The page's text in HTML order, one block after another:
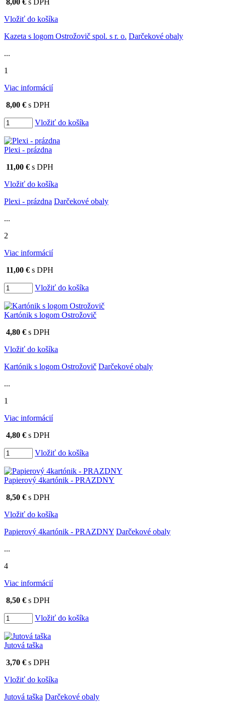
8,00 € s DPH
Vložiť do košíka
Kazeta s logom Ostrožovič spol. s r. o. Darčekové obaly
...
1
Viac informácií
8,00 € s DPH
Vložiť do košíka
Plexi - prázdna
11,00 € s DPH
Vložiť do košíka
Plexi - prázdna Darčekové obaly
...
2
Viac informácií
11,00 € s DPH
Vložiť do košíka
Kartónik s logom Ostrožovič
4,80 € s DPH
Vložiť do košíka
Kartónik s logom Ostrožovič Darčekové obaly
...
1
Viac informácií
4,80 € s DPH
Vložiť do košíka
Papierový 4kartónik - PRAZDNY
8,50 € s DPH
Vložiť do košíka
Papierový 4kartónik - PRAZDNY Darčekové obaly
...
4
Viac informácií
8,50 € s DPH
Vložiť do košíka
Jutová taška
3,70 € s DPH
Vložiť do košíka
Jutová taška Darčekové obaly